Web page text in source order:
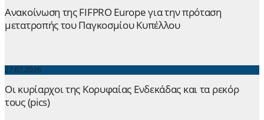
Ανακοίνωση της FIFPRO Europe για την πρόταση
μετατροπής του Παγκοσμίου Κυπέλλου
27.07.2026
Οι κυρίαρχοι της Κορυφαίας Ενδεκάδας και τα ρεκόρ
τους (pics)